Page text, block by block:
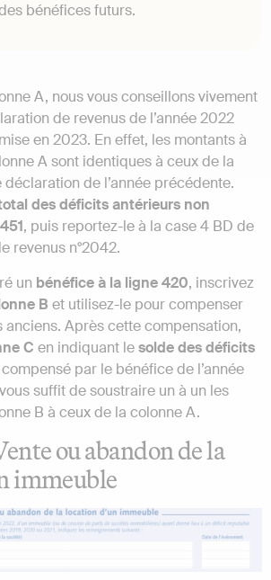
bénéfices futurs.
A, nous vous conseillons vivement
de revenus de l’année 2022
en 2023. En effet, les montants à
A sont identiques à ceux de la
de l’année précédente.
des déficits antérieurs non
, puis reportez-le à la case 4 BD de
revenus n°2042.
un bénéfice à la ligne 420, inscrivez
B et utilisez-le pour compenser
anciens. Après cette compensation,
C en indiquant lesolde des déficits
par le bénéfice de l’année
suffit de soustraire un à un les
B à ceux de la colonne A.
ou abandon de la
immeuble